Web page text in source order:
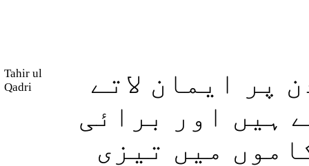
Tahir ul
Qadri
پر ایمان لاتے
ہیں اور برائی
میں تیزی